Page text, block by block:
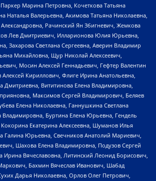
Марина Петровна, Кочеткова Татьяна
Наталья Валерьевна, Акимова Татьяна Николаевна,
Александровна, Рачинский Ян Збигневич, Жемкова
Лев Дмитриевич, Илларионова Юлия Юрьевна,
Захарова Светлана Сергеевна, Аверин Владимир
Михайловна, Щур Николай Алексеевич,
Мосин Алексей Геннадьевич, Гефтер Валентин
Кириллович, Флиге Ирина Анатольевна,
Дмитриевна, Вититинова Елена Владимировна,
Максимов Сергей Владимирович, Беляев
Елена Николаевна, Ганнушкина Светлана
Владимировна, Буртина Елена Юрьевна, Гендель
Екатерина Алексеевна, Шуманов Илья
Галина Юрьевна, Свечников Анатолий Мариевич,
Шахова Елена Владимировна, Подузов Сергей
Ирина Вячеславовна, Литинский Леонид Борисович,
Бахмин Вячеслав Иванович, Шабад
Дарья Николаевна, Орлов Олег Петрович,